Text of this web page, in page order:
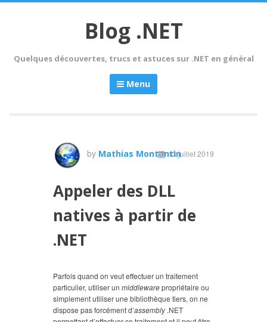
Blog .NET
Quelques découvertes, trucs et astuces sur .NET en général
Menu
13 juillet 2019
by Mathias Montantin
Appeler des DLL
natives à partir de
.NET
Parfois quand on veut effectuer un traitement
particulier, utiliser un middlewarepropriétaire ou
simplement utiliser une bibliothèque tiers, on ne
dispose pas forcément d’assembly.NET